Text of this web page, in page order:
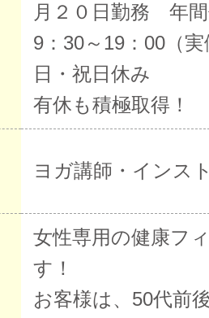
月２０日勤務 年
9：30～19：00（
日・祝日休み
有休も積極取得！
ヨガ講師・インス
女性専用の健康フ
す！
お客様は、50代前